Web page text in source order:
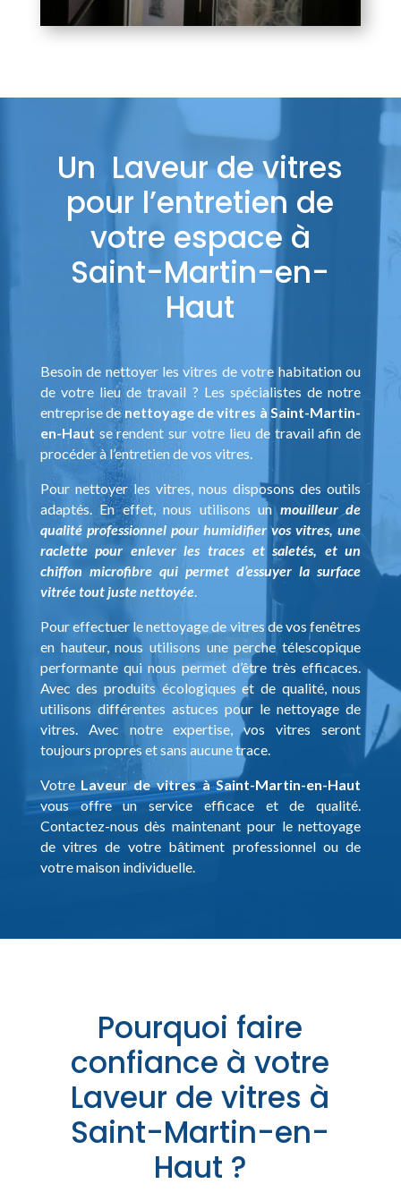
Un Laveur de vitres
pour l’entretien de
votre espace à
Saint-Martin-en-
Haut
Besoin de nettoyer les vitres de votre habitation ou
de votre lieu de travail ? Les spécialistes de notre
entreprise denettoyage de vitres à Saint-Martin-
en-Haut se rendent sur votre lieu de travail afin de
procéder à l’entretien de vos vitres.
Pour nettoyer les vitres, nous disposons des outils
adaptés. En effet, nous utilisons un mouilleur de
qualité professionnel pour humidifier vos vitres, une
raclette pour enlever les traces et saletés, et un
chiffon microfibre qui permet d’essuyer la surface
vitrée tout juste nettoyée.
Pour effectuer le nettoyage de vitres de vos fenêtres
en hauteur, nous utilisons une perche télescopique
performante qui nous permet d’être très efficaces.
Avec des produits écologiques et de qualité, nous
utilisons différentes astuces pour le nettoyage de
vitres. Avec notre expertise, vos vitres seront
toujours propres et sans aucune trace.
Votre Laveur de vitres à Saint-Martin-en-Haut
vous offre un service efficace et de qualité.
Contactez-nous dès maintenant pour le nettoyage
de vitres de votre bâtiment professionnel ou de
votre maison individuelle.
Pourquoi faire
confiance à votre
Laveur de vitres à
Saint-Martin-en-
Haut ?